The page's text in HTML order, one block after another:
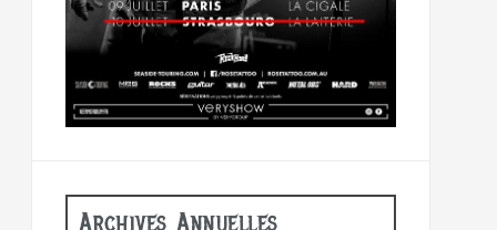
Archives Annuelles